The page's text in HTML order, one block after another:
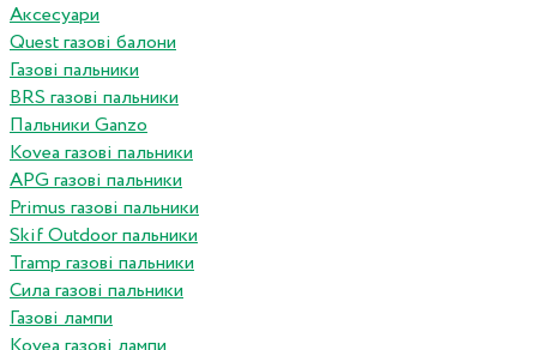
Аксесуари
Quest газові балони
Газові пальники
BRS газові пальники
Пальники Ganzo
Kovea газові пальники
APG газові пальники
Primus газові пальники
Skif Outdoor пальники
Tramp газові пальники
Сила газові пальники
Газові лампи